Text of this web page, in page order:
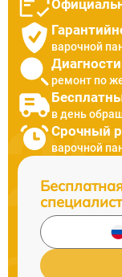
варочной
ремонт по
в день
Срочный
варочной